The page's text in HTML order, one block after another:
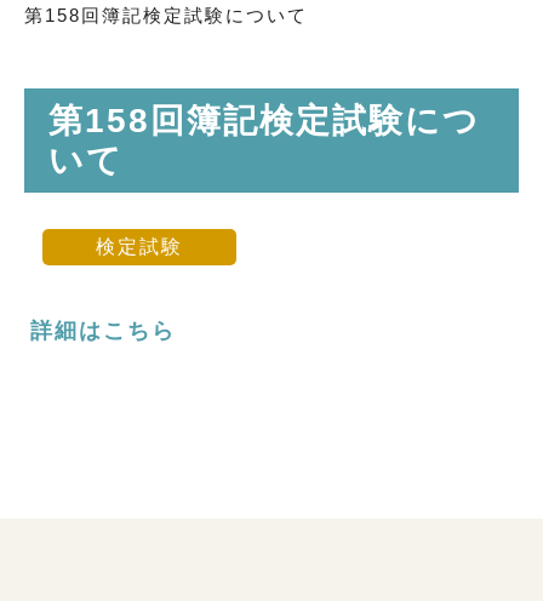
第158回簿記検定試験について
第158回簿記検定試験につ
いて
検定試験
詳細はこちら